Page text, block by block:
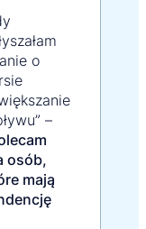
o
–
osób,
mają